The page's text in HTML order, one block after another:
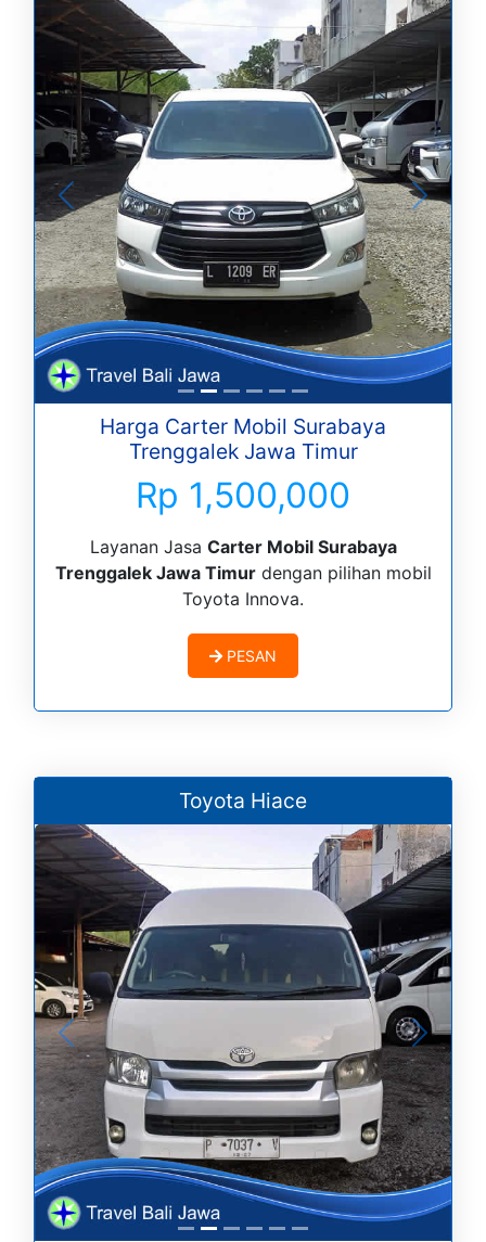
Harga Carter Mobil Surabaya
Trenggalek Jawa Timur
Rp 1,500,000
Layanan Jasa Carter Mobil Surabaya
Trenggalek Jawa Timurdengan pilihan mobil
Toyota Innova.
PESAN
Toyota Hiace